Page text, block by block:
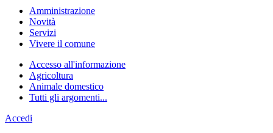
Amministrazione
Novità
Servizi
Vivere il comune
Accesso all'informazione
Agricoltura
Animale domestico
Tutti gli argomenti...
Accedi